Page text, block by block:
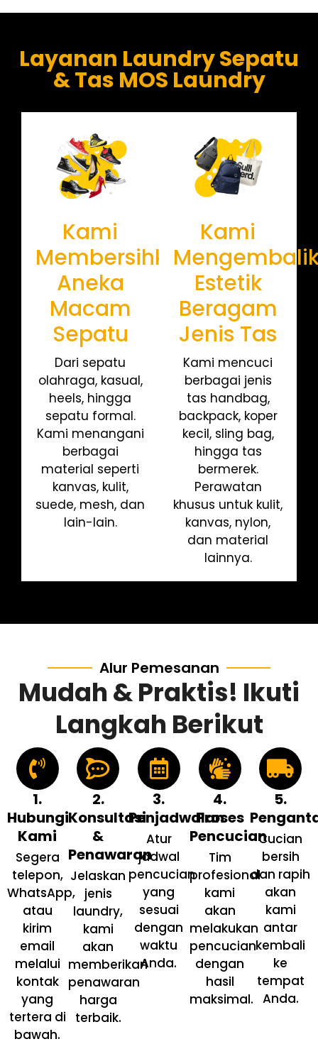
Layanan Laundry Sepatu
& Tas MOS Laundry
Kami
Membersihkan
Aneka
Macam
Sepatu
Dari sepatu
olahraga, kasual,
heels, hingga
sepatu formal.
Kami menangani
berbagai
material seperti
kanvas, kulit,
suede, mesh, dan
lain-lain.
Kami
Estetik
Beragam
Jenis Tas
Kami mencuci
berbagai jenis
tas handbag,
backpack, koper
kecil, sling bag,
hingga tas
bermerek.
Perawatan
khusus untuk kulit,
kanvas, nylon,
dan material
lainnya.
Alur Pemesanan
Mudah & Praktis! Ikuti
Langkah Berikut
1.
Hubungi
Kami
Segera
telepon,
WhatsApp,
atau
kirim
email
melalui
kontak
yang
tertera di
bawah.
2.
Konsultasi
&
Penawaran
Jelaskan
jenis
laundry,
kami
akan
memberikan
penawaran
harga
terbaik.
3.
Penjadwalan
Atur
jadwal
pencucian
yang
sesuai
dengan
waktu
Anda.
4.
Proses
Pencucian
Tim
profesional
kami
akan
melakukan
pencucian
dengan
hasil
maksimal.
5.
Cucian
bersih
dan rapih
akan
kami
antar
kembali
ke
tempat
Anda.